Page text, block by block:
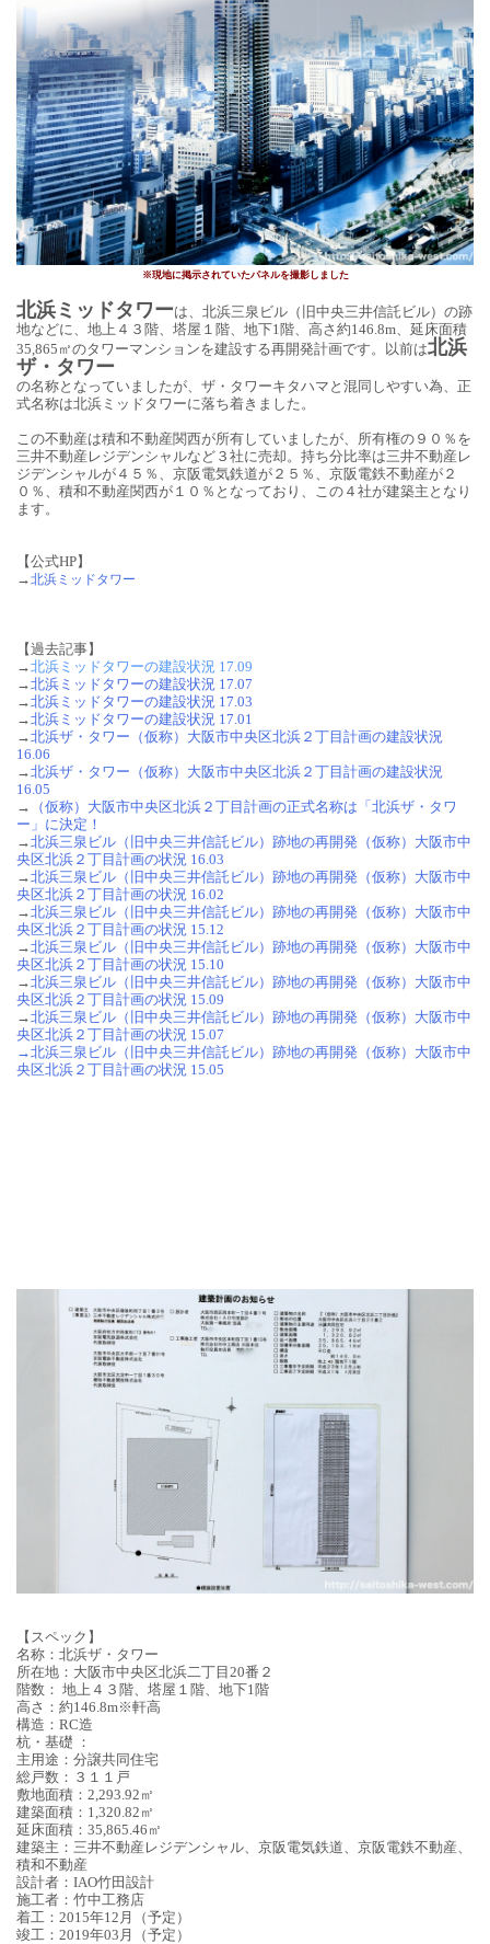
※現地に掲示されていたパネルを撮影しました
北浜ミッドタワーは、北浜三泉ビル（旧中央三井信託ビル）の跡
地などに、地上４３階、塔屋１階、地下1 階、高さ約146.8m 、延床面積
35,865 ㎡のタワーマンションを建設する再開発計画です。以前は北浜
ザ・タワー
の名称となっていましたが、ザ・タワーキタハマと混同しやすい為、正
式名称は北浜ミッドタワーに落ち着きました。
この不動産は積和不動産関西が所有していましたが、所有権の９０％を
三井不動産レジデンシャルなど３社に売却。持ち分比率は三井不動産レ
ジデンシャルが４５％、京阪電気鉄道が２５％、京阪電鉄不動産が２
０％、積和不動産関西が１０％となっており、この４社が建築主となり
ます。
【公式HP】
→北浜ミッドタワー
【過去記事】
→北浜ミッドタワーの建設状況 17.09
→北浜ミッドタワーの建設状況 17.07
→北浜ミッドタワーの建設状況 17.03
→北浜ミッドタワーの建設状況 17.01
→北浜ザ・タワー（仮称）大阪市中央区北浜２丁目計画の建設状況
16.06
→北浜ザ・タワー（仮称）大阪市中央区北浜２丁目計画の建設状況
16.05
→
（仮称）大阪市中央区北浜２丁目計画の正式名称は「北浜ザ・タワ
ー」に決定！
→北浜三泉ビル（旧中央三井信託ビル）跡地の再開発（仮称）大阪市中
央区北浜２丁目計画の状況 16.03
→北浜三泉ビル（旧中央三井信託ビル）跡地の再開発（仮称）大阪市中
央区北浜２丁目計画の状況 16.02
→北浜三泉ビル（旧中央三井信託ビル）跡地の再開発（仮称）大阪市中
央区北浜２丁目計画の状況 15.12
→北浜三泉ビル（旧中央三井信託ビル）跡地の再開発（仮称）大阪市中
央区北浜２丁目計画の状況 15.10
→北浜三泉ビル（旧中央三井信託ビル）跡地の再開発（仮称）大阪市中
央区北浜２丁目計画の状況 15.09
→北浜三泉ビル（旧中央三井信託ビル）跡地の再開発（仮称）大阪市中
央区北浜２丁目計画の状況 15.07
→北浜三泉ビル（旧中央三井信託ビル）跡地の再開発（仮称）大阪市中
央区北浜２丁目計画の状況 15.05
【スペック】
名称： 北浜ザ・タワー
所在地： 大阪市中央区北浜二丁目20番２
階数： 地上４３階、塔屋１階、地下1階
高さ： 約146.8m※軒高
構造 ： RC造
杭・基礎 ：
主用途：分譲共同住宅
総戸数： ３１１戸
敷地面積： 2,293.92 ㎡
建築面積： 1,320.82 ㎡
延床面積： 35,865.46 ㎡
建築主： 三井不動産レジデンシャル、京阪電気鉄道、京阪電鉄不動産、
積和不動産
設計者： IAO竹田設計
施工者： 竹中工務店
着工： 2015年12 月（予定）
竣工： 2019年03 月（予定）